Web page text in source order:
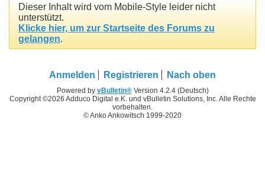
Dieser Inhalt wird vom Mobile-Style leider nicht
unterstützt.
Klicke hier, um zur Startseite des Forums zu
gelangen.
Anmelden Registrieren Nach oben
Powered by vBulletin®Version 4.2.4 (Deutsch)
Copyright ©2026 Adduco Digital e.K. und vBulletin Solutions, Inc. Alle Rechte
vorbehalten.
© Anko Ankowitsch 1999-2020